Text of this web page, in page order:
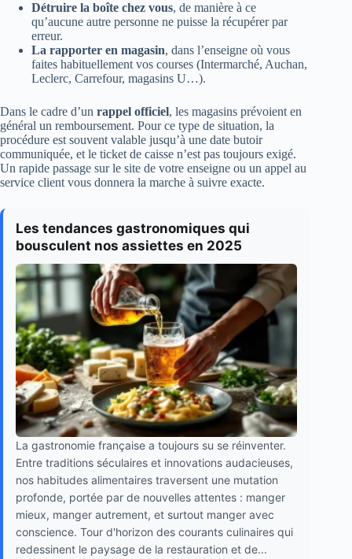
Détruire la boîte chez vous, de manière à ce
qu’aucune autre personne ne puisse la récupérer par
erreur.
La rapporter en magasin, dans l’enseigne où vous
faites habituellement vos courses (Intermarché, Auchan,
Leclerc, Carrefour, magasins U…).
Dans le cadre d’un rappel officiel, les magasins prévoient en
général un remboursement. Pour ce type de situation, la
procédure est souvent valable jusqu’à une date butoir
communiquée, et le ticket de caisse n’est pas toujours exigé.
Un rapide passage sur le site de votre enseigne ou un appel au
service client vous donnera la marche à suivre exacte.
Les tendances gastronomiques qui
bousculent nos assiettes en 2025
La gastronomie française a toujours su se réinventer.
Entre traditions séculaires et innovations audacieuses,
nos habitudes alimentaires traversent une mutation
profonde, portée par de nouvelles attentes : manger
mieux, manger autrement, et surtout manger avec
conscience. Tour d'horizon des courants culinaires qui
redessinent le paysage de la restauration et de...